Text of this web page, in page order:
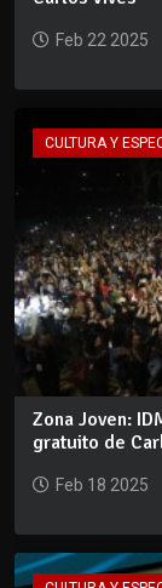
Feb 22 2025
CULTURA Y
Zona Joven:
gratuito de
Feb 18 2025